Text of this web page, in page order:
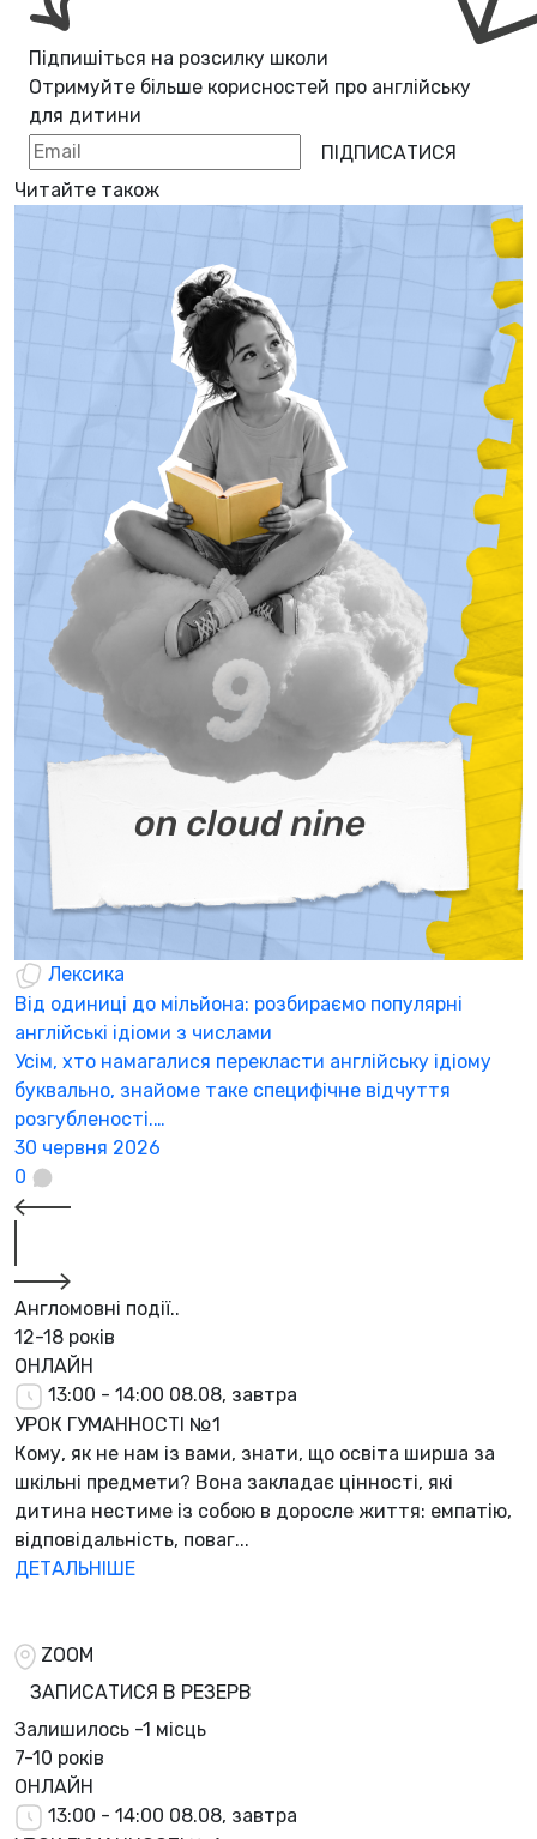
Підпишіться на розсилку школи
Отримуйте більше корисностей про англійську
для дитини
ПІДПИСАТИСЯ
Читайте також
Лексика
Від одиниці до мільйона: розбираємо популярні
англійські ідіоми з числами
Усім, хто намагалися перекласти англійську ідіому
буквально, знайоме таке специфічне відчуття
розгубленості.…
30 червня 2026
0
Англомовні події..
12-18 років
ОНЛАЙН
13:00 - 14:00 08.08, завтра
УРОК ГУМАННОСТІ №1
Кому, як не нам із вами, знати, що освіта ширша за
шкільні предмети? Вона закладає цінності, які
дитина нестиме із собою в доросле життя: емпатію,
відповідальність, поваг...
ДЕТАЛЬНІШЕ
ZOOM
ЗАПИСАТИСЯ В РЕЗЕРВ
Залишилось -1 місць
7-10 років
ОНЛАЙН
13:00 - 14:00 08.08, завтра